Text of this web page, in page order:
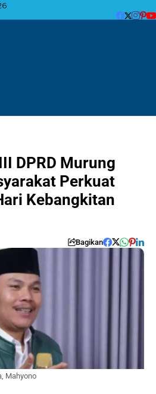
DPRD Murung
Perkuat
Kebangkitan
Bagikan
Mahyono